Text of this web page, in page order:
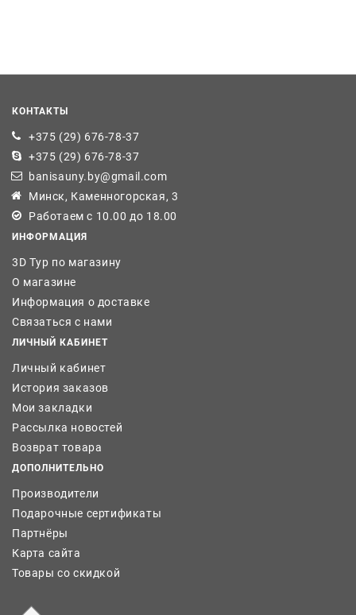
КОНТАКТЫ
+375 (29) 676-78-37
+375 (29) 676-78-37
banisauny.by@gmail.com
Минск, Каменногорская, 3
Работаем с 10.00 до 18.00
ИНФОРМАЦИЯ
3D Тур по магазину
О магазине
Информация о доставке
Связаться с нами
ЛИЧНЫЙ КАБИНЕТ
Личный кабинет
История заказов
Мои закладки
Рассылка новостей
Возврат товара
ДОПОЛНИТЕЛЬНО
Производители
Подарочные сертификаты
Партнёры
Карта сайта
Товары со скидкой